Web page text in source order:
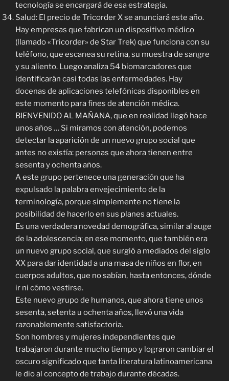
tecnología se encargará de esa estrategia.
Salud: El precio de Tricorder X se anunciará este año.
Hay empresas que fabrican un dispositivo médico
(llamado «Tricorder» de Star Trek) que funciona con su
teléfono, que escanea su retina, su muestra de sangre
y su aliento. Luego analiza 54 biomarcadores que
identificarán casi todas las enfermedades. Hay
docenas de aplicaciones telefónicas disponibles en
este momento para fines de atención médica.
BIENVENIDO AL MAÑANA, que en realidad llegó hace
unos años … Si miramos con atención, podemos
detectar la aparición de un nuevo grupo social que
antes no existía: personas que ahora tienen entre
sesenta y ochenta años.
A este grupo pertenece una generación que ha
expulsado la palabra envejecimiento de la
terminología, porque simplemente no tiene la
posibilidad de hacerlo en sus planes actuales.
Es una verdadera novedad demográfica, similar al auge
de la adolescencia; en ese momento, que también era
un nuevo grupo social, que surgió a mediados del siglo
XX para dar identidad a una masa de niños en flor, en
cuerpos adultos, que no sabían, hasta entonces, dónde
ir ni cómo vestirse.
Este nuevo grupo de humanos, que ahora tiene unos
sesenta, setenta u ochenta años, llevó una vida
razonablemente satisfactoria.
Son hombres y mujeres independientes que
trabajaron durante mucho tiempo y lograron cambiar el
oscuro significado que tanta literatura latinoamericana
le dio al concepto de trabajo durante décadas.